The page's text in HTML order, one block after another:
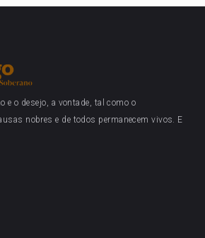
e o desejo, a vontade, tal como o
nobres e de todos permanecem vivos. E